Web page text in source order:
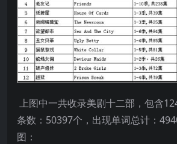
上图中一共收录美剧十二部，包含
条数：50397个，出现单词总计：
图：